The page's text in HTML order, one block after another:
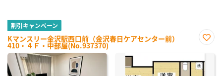
割引キャンペーン
Kマンスリー金沢駅西口前（金沢春日ケアセンター前）
410・４Ｆ・中部屋(No.937370)
に入
り登
録